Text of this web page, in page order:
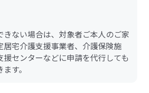
ない場合は、対象者ご本人のご家
居宅介護支援事業者、介護保険施
援センターなどに申請を代行しても
す。